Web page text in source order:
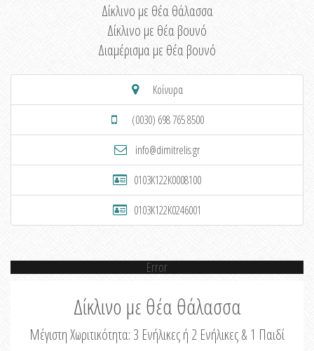
Δίκλινο με θέα θάλασσα
Δίκλινο με θέα βουνό
Διαμέρισμα με θέα βουνό
Κοίνυρα
(0030) 698 765 8500
info@dimitrelis.gr
0103K122K0008100
0103K122K0246001
Error
Δίκλινο με θέα θάλασσα
Μέγιστη Χωριτικότητα: 3 Ενήλικες ή 2 Ενήλικες & 1 Παιδί